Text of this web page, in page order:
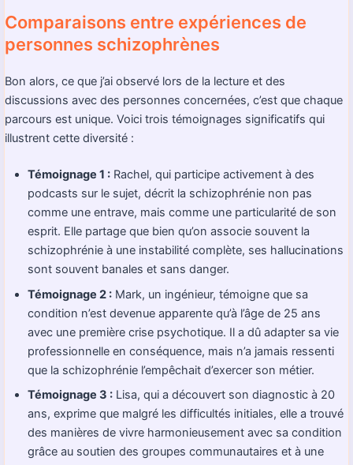
Comparaisons entre expériences de
personnes schizophrènes
Bon alors, ce que j’ai observé lors de la lecture et des
discussions avec des personnes concernées, c’est que chaque
parcours est unique. Voici trois témoignages significatifs qui
illustrent cette diversité :
Témoignage 1 : Rachel, qui participe activement à des
podcasts sur le sujet, décrit la schizophrénie non pas
comme une entrave, mais comme une particularité de son
esprit. Elle partage que bien qu’on associe souvent la
schizophrénie à une instabilité complète, ses hallucinations
sont souvent banales et sans danger.
Témoignage 2 : Mark, un ingénieur, témoigne que sa
condition n’est devenue apparente qu’à l’âge de 25 ans
avec une première crise psychotique. Il a dû adapter sa vie
professionnelle en conséquence, mais n’a jamais ressenti
que la schizophrénie l’empêchait d’exercer son métier.
Témoignage 3 : Lisa, qui a découvert son diagnostic à 20
ans, exprime que malgré les difficultés initiales, elle a trouvé
des manières de vivre harmonieusement avec sa condition
grâce au soutien des groupes communautaires et à une